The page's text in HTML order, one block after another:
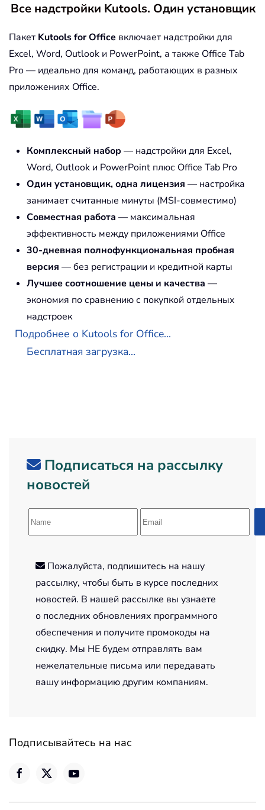
Все надстройки Kutools. Один установщик
Пакет Kutools for Office включает надстройки для
Excel, Word, Outlook и PowerPoint, а также Office Tab
Pro — идеально для команд, работающих в разных
приложениях Office.
Комплексный набор — надстройки для Excel,
Word, Outlook и PowerPoint плюс Office Tab Pro
Один установщик, одна лицензия — настройка
занимает считанные минуты (MSI-совместимо)
Совместная работа — максимальная
эффективность между приложениями Office
30-дневная полнофункциональная пробная
версия — без регистрации и кредитной карты
Лучшее соотношение цены и качества —
экономия по сравнению с покупкой отдельных
надстроек
Подробнее о Kutools for Office...
Бесплатная загрузка...
Подписаться на рассылку
новостей
Пожалуйста, подпишитесь на нашу
рассылку, чтобы быть в курсе последних
новостей. В нашей рассылке вы узнаете
о последних обновлениях программного
обеспечения и получите промокоды на
скидку. Мы НЕ будем отправлять вам
нежелательные письма или передавать
вашу информацию другим компаниям.
Подписывайтесь на нас